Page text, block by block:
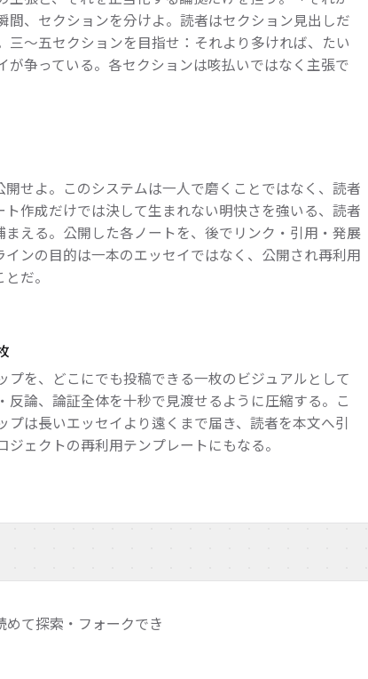
間、セクションを分けよ。読者はセクション見出しだ
三〜五セクションを目指せ：それより多ければ、たい
が争っている。各セクションは咳払いではなく主張で
せよ。このシステムは一人で磨くことではなく、読者
作成だけでは決して生まれない明快さを強いる、読者
える。公開した各ノートを、後でリンク・引用・発展
ンの目的は一本のエッセイではなく、公開され再利用
だ。
プを、どこにでも投稿できる一枚のビジュアルとして
反論、論証全体を十秒で見渡せるように圧縮する。こ
プは長いエッセイより遠くまで届き、読者を本文へ引
ェクトの再利用テンプレートにもなる。
て探索・フォークでき